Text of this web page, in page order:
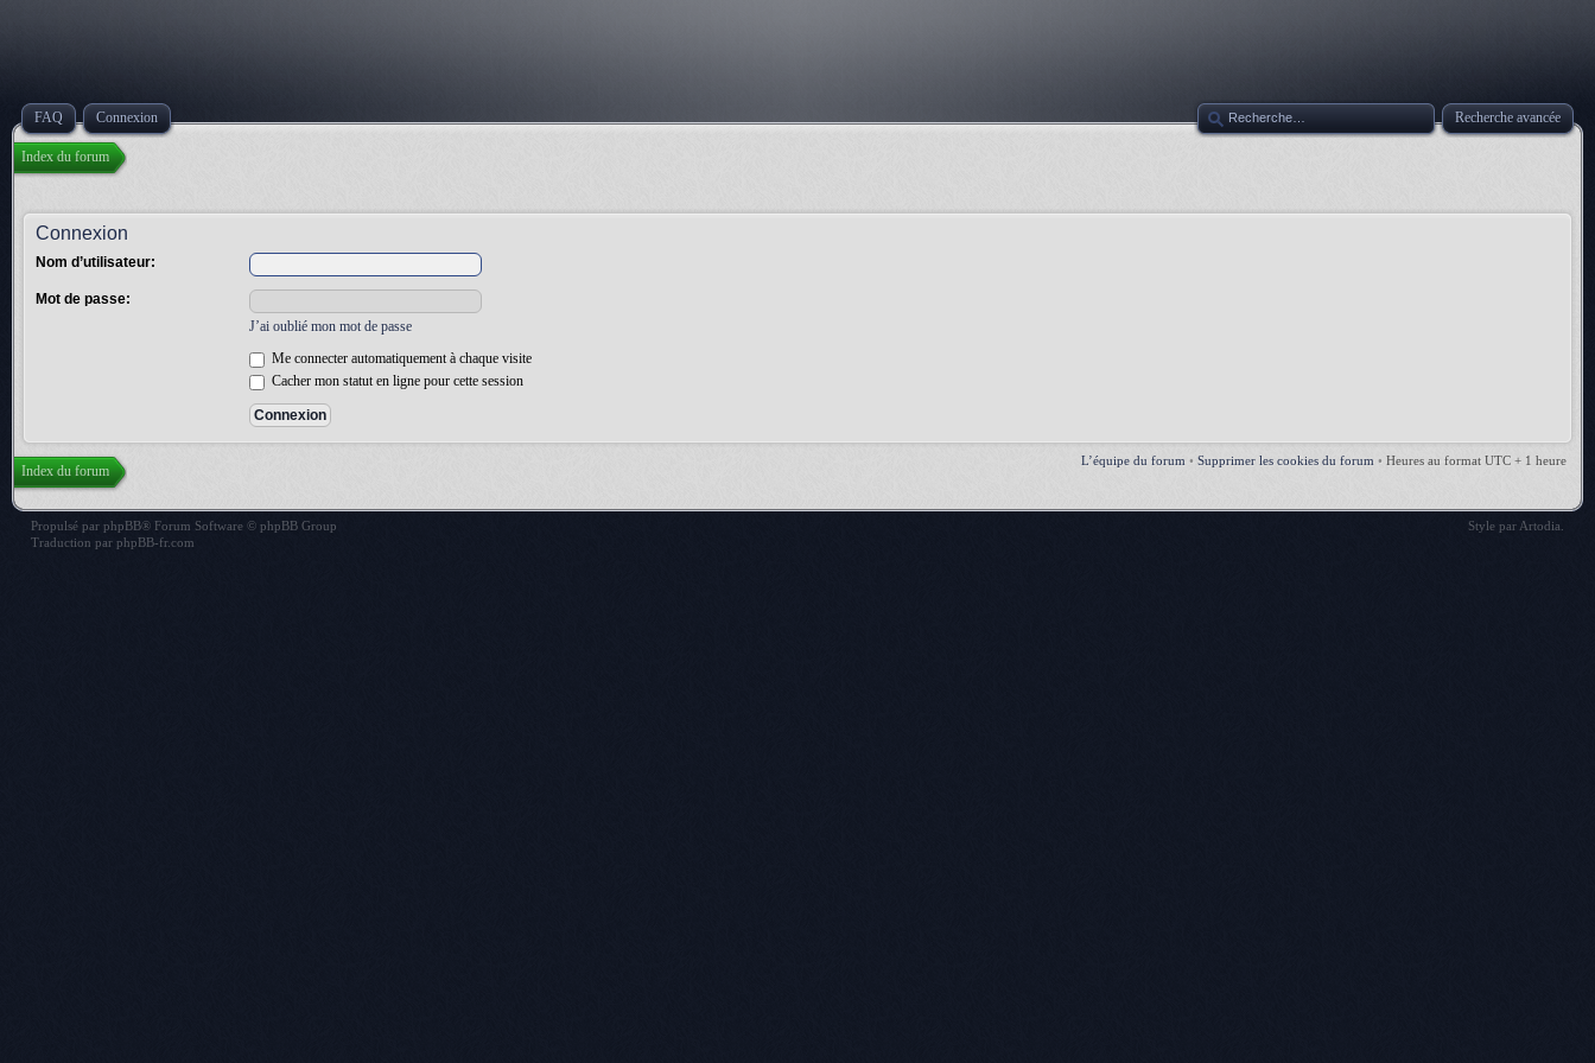
FAQ Connexion Recherche avancée
Index du forum
Connexion
Nom d’utilisateur:
Mot de passe:
J’ai oublié mon mot de passe
Me connecter automatiquement à chaque visite
Cacher mon statut en ligne pour cette session
L’équipe du forum • Supprimer les cookies du forum • Heures au format UTC + 1 heure
Index du forum
Propulsé par phpBB® Forum Software © phpBB Group
Traduction par phpBB-fr.com
Style par Artodia